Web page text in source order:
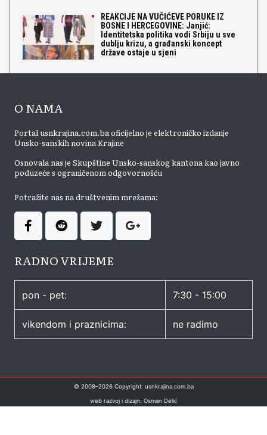
REAKCIJE NA VUČIĆEVE PORUKE IZ
BOSNE I HERCEGOVINE: Janjić:
Identitetska politika vodi Srbiju u sve
dublju krizu, a građanski koncept
države ostaje u sjeni
O NAMA
Portal usnkrajina.com.ba oficijelno je elektroničko izdanje
Unsko-sanskih novina Krajine
Osnovala nas je Skupštine Unsko-sanskog kantona kao javno
poduzeće s ograničenom odgovornošću
Potražite nas na društvenim mrežama:
RADNO VRIJEME
pon - pet: 7:30 - 15:00
vikendom i praznicima: ne radimo
© 2008–2026Copyright: usnkrajina.com.ba
web razvoj i dizajn: Osman Delić